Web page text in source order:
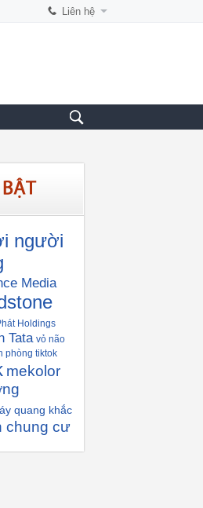
Liên hệ
người
Media
Holdings
Tata vỏ não
phòng tiktok
mekolor
quang khắc
chung cư